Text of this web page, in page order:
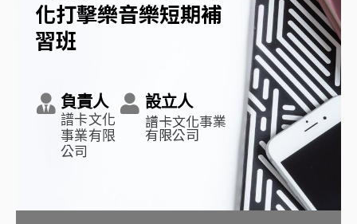
化打擊樂音樂短期補
習班
負責人
譜卡文化
事業有限
公司
設立人
譜卡文化事業
有限公司